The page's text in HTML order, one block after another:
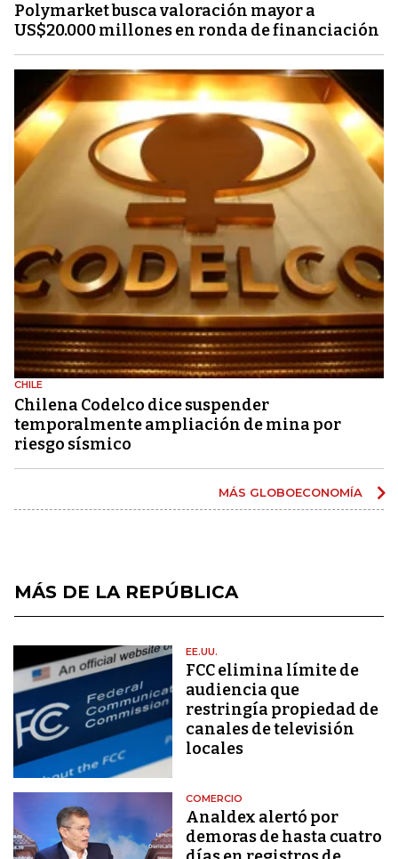
Polymarket busca valoración mayor a
US$20.000 millones en ronda de financiación
CHILE
Chilena Codelco dice suspender
temporalmente ampliación de mina por
riesgo sísmico
MÁS GLOBOECONOMÍA
MÁS DE LA REPÚBLICA
EE.UU.
FCC elimina límite de
audiencia que
restringía propiedad de
canales de televisión
locales
COMERCIO
Analdex alertó por
demoras de hasta cuatro